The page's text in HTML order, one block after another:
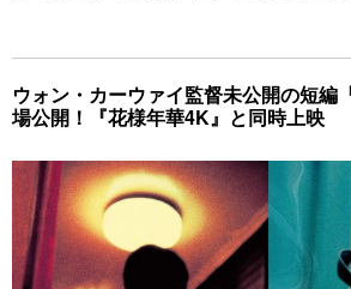
ウォン・カーウァイ監督未公開の短編
場公開！『花様年華4K』と同時上映